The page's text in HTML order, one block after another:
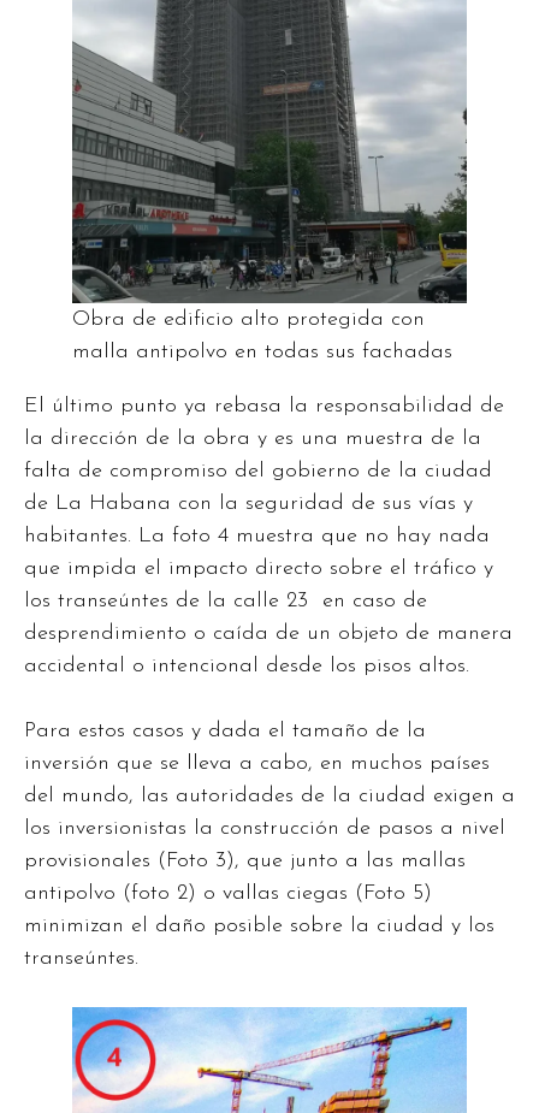
Obra de edificio alto protegida con
malla antipolvo en todas sus fachadas
El último punto ya rebasa la responsabilidad de
la dirección de la obra y es una muestra de la
falta de compromiso del gobierno de la ciudad
de La Habana con la seguridad de sus vías y
habitantes. La foto 4 muestra que no hay nada
que impida el impacto directo sobre el tráfico y
los transeúntes de la calle 23 en caso de
desprendimiento o caída de un objeto de manera
accidental o intencional desde los pisos altos.
Para estos casos y dada el tamaño de la
inversión que se lleva a cabo, en muchos países
del mundo, las autoridades de la ciudad exigen a
los inversionistas la construcción de pasos a nivel
provisionales (Foto 3), que junto a las mallas
antipolvo (foto 2) o vallas ciegas (Foto 5)
minimizan el daño posible sobre la ciudad y los
transeúntes.